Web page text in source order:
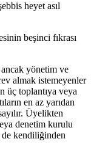
heyet asıl
beşinci fıkrası
yönetim ve
almak istemeyenler
üç toplantıya veya
en az yarıdan
Üyelikten
denetim kurulu
kendiliğinden